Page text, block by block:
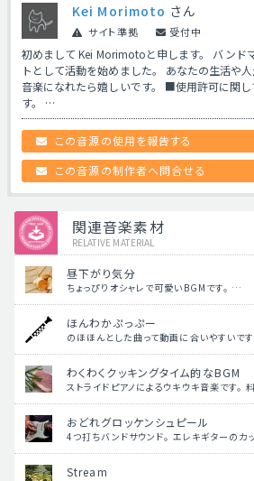
Kei Morimoto さん
サイト準拠 受付中
初めまして Kei Morimotoと申します。 バンド
トとして活動を始めました。 あなたの生活や
音楽になれたら嬉しいです。 ■使用許可に関
す。 …
この音源の使用を報告する
この音源の制作者へ問合せる
関連音楽素材
RELATIVE MATERIAL
昼下がり気分
ちょっぴりオシャレで可愛いBGMです。 …
ほんわかぷっぷー
のほほんとした曲って動画に合いやすいで
わくわくクッキングタイム的なBGM
ストライドピアノによるウキウキ音楽です。
おどれグロッケンシュピール
4つ打ちバンドサウンド。 エレキギターのカ
Stream